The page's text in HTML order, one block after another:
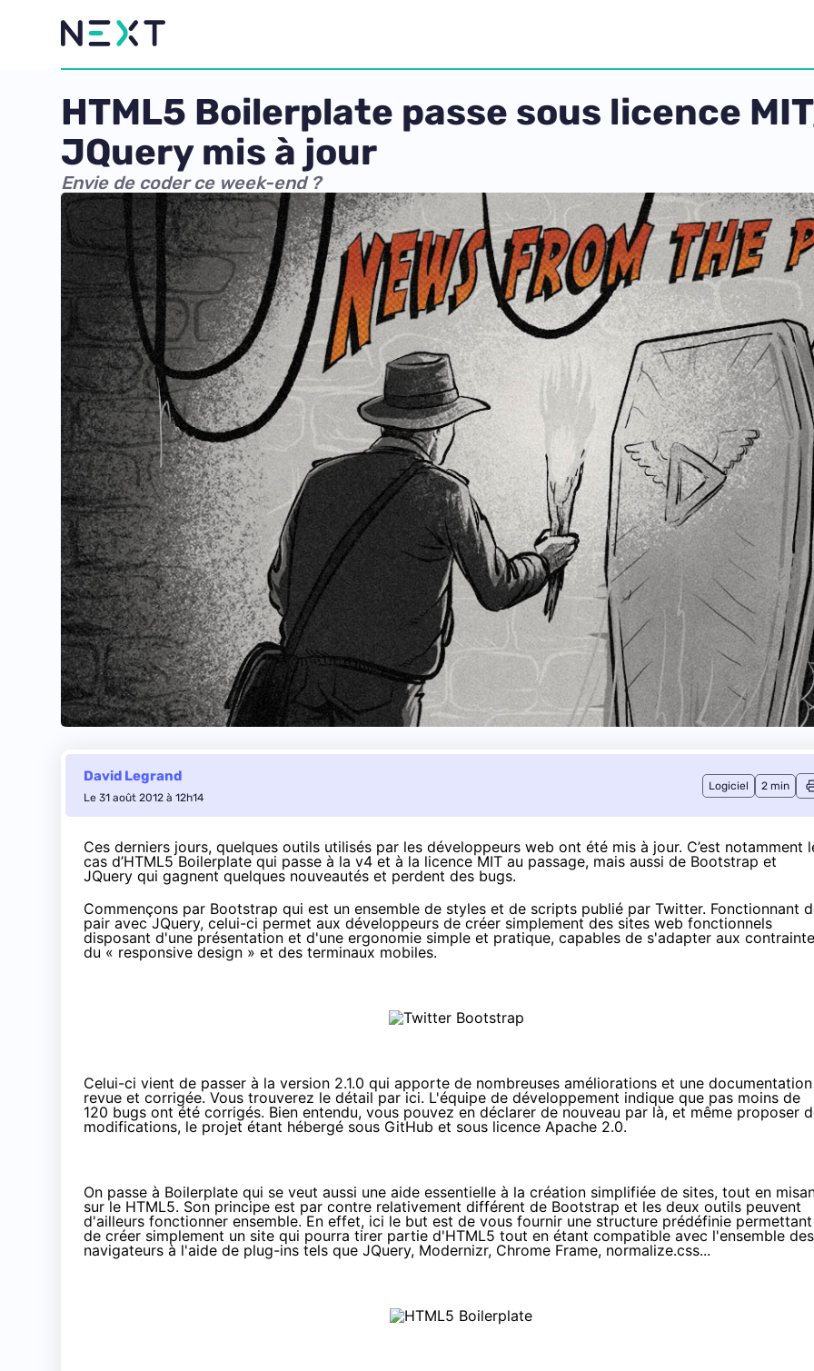
HTML5 Boilerplate passe sous licence
JQuery mis à jour
Envie de coder ce week-end ?
David Legrand
Le 31 août 2012 à 12h14
Logiciel 2 min
Ces derniers jours, quelques outils utilisés par les développeurs web ont été mis à jour. C’est notamment
cas d’HTML5 Boilerplate qui passe à la v4 et à la licence MIT au passage, mais aussi de Bootstrap et
JQuery qui gagnent quelques nouveautés et perdent des bugs.
Commençons par Bootstrap qui est un ensemble de styles et de scripts publié par Twitter. Fonctionnant
pair avec JQuery, celui-ci permet aux développeurs de créer simplement des sites web fonctionnels
disposant d'une présentation et d'une ergonomie simple et pratique, capables de s'adapter aux
du « responsive design » et des terminaux mobiles.
Celui-ci vient de passer à la version 2.1.0 qui apporte de nombreuses améliorations et une documentation
revue et corrigée. Vous trouverez le détailpar ici. L'équipe de développement indique que pas moins de
120 bugs ont été corrigés. Bien entendu, vous pouvez en déclarer de nouveau par là, et même proposer
modifications, le projet étant hébergé sous GitHub et sous licence Apache 2.0.
On passe à Boilerplate qui se veut aussi une aide essentielle à la création simplifiée de sites, tout en
sur le HTML5. Son principe est par contre relativement différent de Bootstrap et les deux outils peuvent
d'ailleurs fonctionner ensemble. En effet, ici le but est de vous fournir une structure prédéfinie permettant
de créer simplement un site qui pourra tirer partie d'HTML5 tout en étant compatible avec l'ensemble des
navigateurs à l'aide de plug-ins tels que JQuery, Modernizr, Chrome Frame, normalize.css...